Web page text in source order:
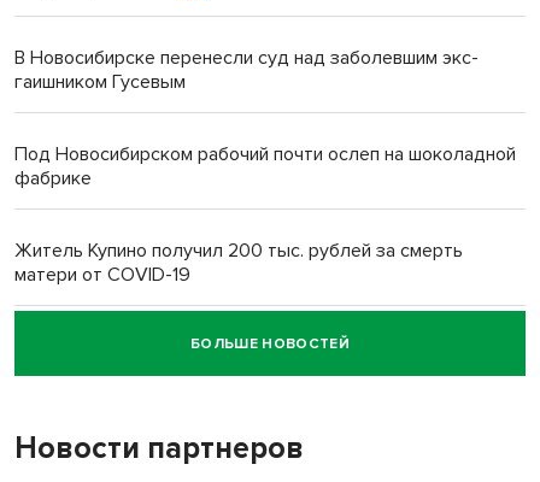
В Новосибирске перенесли суд над заболевшим экс-
гаишником Гусевым
Под Новосибирском рабочий почти ослеп на шоколадной
фабрике
Житель Купино получил 200 тыс. рублей за смерть
матери от COVID-19
Новосибирский суд наказал водителя за смерть
пенсионерки на вокзале
БОЛЬШЕ НОВОСТЕЙ
Новости партнеров